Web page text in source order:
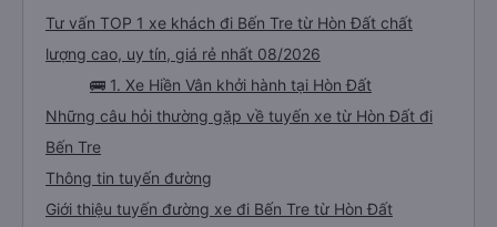
Tư vấn TOP 1 xe khách đi Bến Tre từ Hòn Đất chất
lượng cao, uy tín, giá rẻ nhất 08/2026
🚌 1. Xe Hiền Vân khởi hành tại Hòn Đất
Những câu hỏi thường gặp về tuyến xe từ Hòn Đất đi
Bến Tre
Thông tin tuyến đường
Giới thiệu tuyến đường xe đi Bến Tre từ Hòn Đất